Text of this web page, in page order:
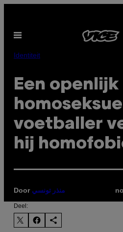
de
inhoud
Open
Identiteit
Een openlijk
voetballer
hij
Door منذر تونسي
Deel: